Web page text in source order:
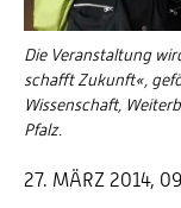
Die Veranstaltung
schafft Zukunft«,
Wissenschaft,
Pfalz.
27. MÄRZ 2014,